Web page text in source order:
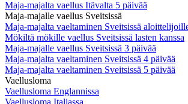
Maja-majalta vaellus Itävalta 5 päivää
Maja-majalle vaellus Sveitsissä
Maja-majalta vaeltaminen Sveitsissä
Mökiltä mökille vaellus Sveitsissä lasten kanssa
Maja-majalle vaellus Sveitsissä 3 päivää
Maja-majalta vaeltaminen Sveitsissä 4 päivää
Maja-majalta vaeltaminen Sveitsissä 5 päivää
Vaellusloma
Vaellusloma Englannissa
Vaellusloma Italiassa